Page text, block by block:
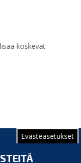
Evästeasetukset
koskevat